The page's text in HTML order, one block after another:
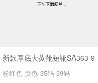
新款厚底大黄靴短靴SA363-9
粉红色 黄色 35码-39码